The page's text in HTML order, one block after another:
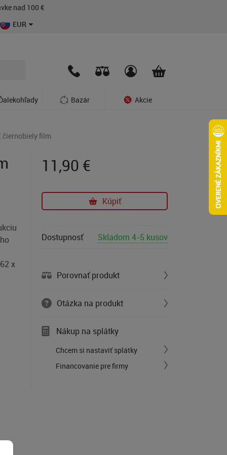
nad 100 €
EUR
Bazár Akcie
čiernobiely film
x
11,90 €
Kúpiť
Dostupnosť Skladom 4-5 kusov
Porovnať produkt
Otázka na produkt
Nákup na splátky
Chcem si nastaviť splátky
Financovanie pre firmy